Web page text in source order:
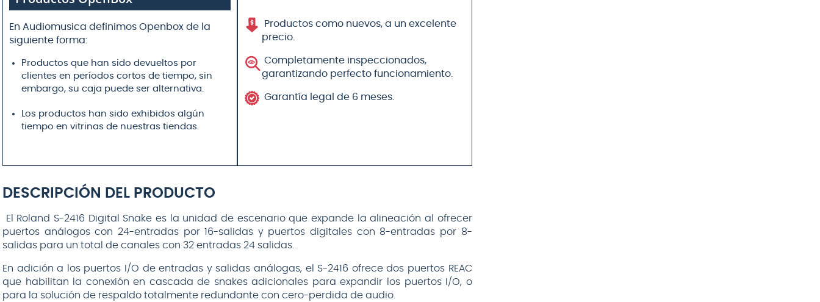
DESCRIPCIÓN DEL PRODUCTO
El Roland S-2416 Digital Snake es la unidad de escenario que expande la alineación al ofrecer
puertos análogos con 24-entradas por 16-salidas y puertos digitales con 8-entradas por 8-
salidas para un total de canales con 32 entradas 24 salidas.
En adición a los puertos I/O de entradas y salidas análogas, el S-2416 ofrece dos puertos REAC
que habilitan la conexión en cascada de snakes adicionales para expandir los puertos I/O, o
para la solución de respaldo totalmente redundante con cero-perdida de audio.